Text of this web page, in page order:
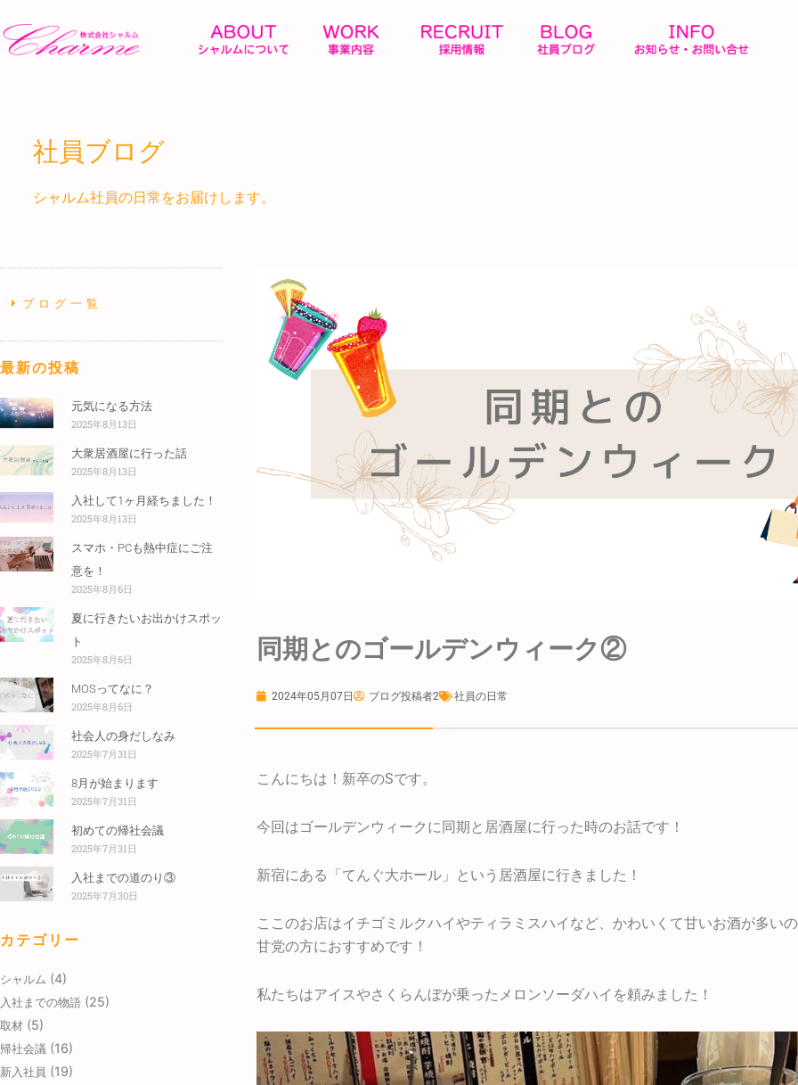
社員ブログ
シャルム社員の日常をお届けします。
ブログ一覧
最新の投稿
元気になる方法
2025年8月13日
大衆居酒屋に行った話
2025年8月13日
入社して1ヶ月経ちました！
2025年8月13日
スマホ・PCも熱中症にご注
意を！
2025年8月6日
夏に行きたいお出かけスポッ
ト
2025年8月6日
MOSってなに？
2025年8月6日
社会人の身だしなみ
2025年7月31日
8月が始まります
2025年7月31日
初めての帰社会議
2025年7月31日
入社までの道のり③
2025年7月30日
カテゴリー
シャルム (4)
入社までの物語 (25)
取材 (5)
帰社会議 (16)
新入社員 (19)
同期とのゴールデンウィーク②
2024年05月07日 ブログ投稿者2 社員の日常
こんにちは！新卒のSです。
今回はゴールデンウィークに同期と居酒屋に行った時のお話です！
新宿にある「てんぐ大ホール」という居酒屋に行きました！
ここのお店はイチゴミルクハイやティラミスハイなど、かわいくて甘いお酒が多い
甘党の方におすすめです！
私たちはアイスやさくらんぼが乗ったメロンソーダハイを頼みました！